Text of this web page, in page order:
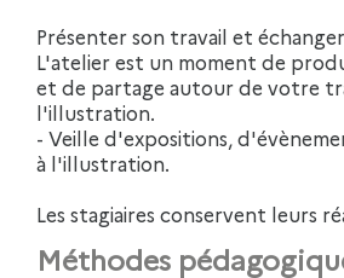
Présenter son travail et
L'atelier est un moment de
et de partage autour de votre
l'illustration.
- Veille d'expositions,
à l'illustration.
Les stagiaires conservent leurs
Méthodes